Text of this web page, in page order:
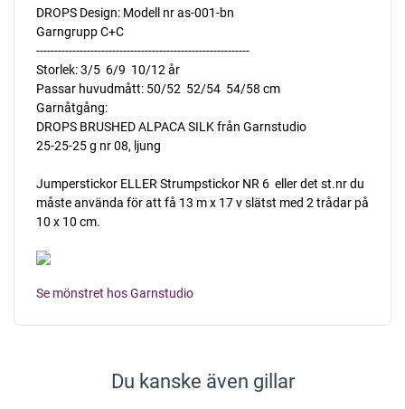
DROPS Design: Modell nr as-001-bn
Garngrupp C+C
-----------------------------------------------------------
Storlek: 3/5  6/9  10/12 år
Passar huvudmått: 50/52  52/54  54/58 cm
Garnåtgång:
DROPS BRUSHED ALPACA SILK från Garnstudio
25-25-25 g nr 08, ljung
Jumperstickor ELLER Strumpstickor NR 6  eller det st.nr du
måste använda för att få 13 m x 17 v slätst med 2 trådar på
10 x 10 cm.
Se mönstret hos Garnstudio
Du kanske även gillar